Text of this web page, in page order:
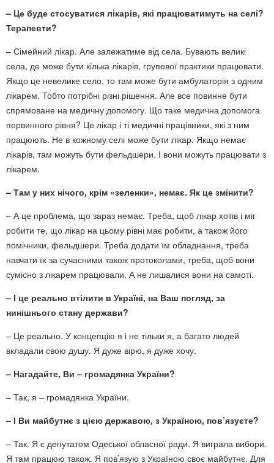
– Це буде стосуватися лікарів, які працюватимуть на селі?
Терапевти?
– Сімейний лікар. Але залежатиме від села. Бувають великі
села, де може бути кілька лікарів, групової практики працювати.
Якщо це невелике село, то там може бути амбулаторія з одним
лікарем. Тобто потрібні різні рішення. Але все повинне бути
спрямоване на медичну допомогу. Що таке медична допомога
первинного рівня? Це лікар і ті медичні працівники, які з ним
працюють. Не в кожному селі може бути лікар. Якщо немає
лікарів, там можуть бути фельдшери. І вони можуть працювати з
лікарем.
– Там у них нічого, крім «зеленки», немає. Як це змінити?
– А це проблема, що зараз немає. Треба, щоб лікар хотів і міг
робити те, що лікар на цьому рівні має робити, а також його
помічники, фельдшери. Треба додати їм обладнання, треба
навчати їх за сучасними також протоколами, треба, щоб вони
сумісно з лікарем працювали. А не лишалися вони на самоті.
– І це реально втілити в Україні, на Ваш погляд, за
нинішнього стану держави?
– Це реально. У концепцію я і не тільки я, а багато людей
вкладали свою душу. Я дуже вірю, я дуже хочу.
– Нагадайте, Ви – громадянка України?
– Так, я – громадянка України.
– І Ви майбутнє з цією державою, з Україною, пов’язуєте?
– Так. Я є депутатом Одеської обласної ради. Я виграла вибори.
Я там працюю також. Я пов’язую з Україною своє майбутнє. Для